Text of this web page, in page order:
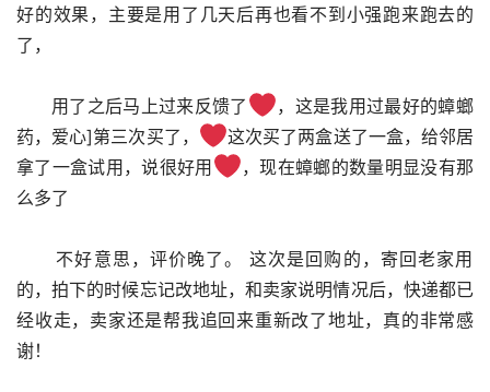
好的效果，主要是用了几天后再也看不到小强跑来跑去的
了，
      用了之后马上过来反馈了
，这是我用过最好的蟑螂
药，爱心]第三次买了，
这次买了两盒送了一盒，给邻居
拿了一盒试用，说很好用
，现在蟑螂的数量明显没有那
么多了
的，拍下的时候忘记改地址，和卖家说明情况后，快递都已
经收走，卖家还是帮我追回来重新改了地址，真的非常感
谢！